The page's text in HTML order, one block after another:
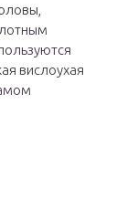
вислоухая